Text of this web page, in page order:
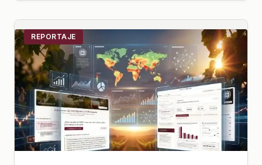
REPORTAJE